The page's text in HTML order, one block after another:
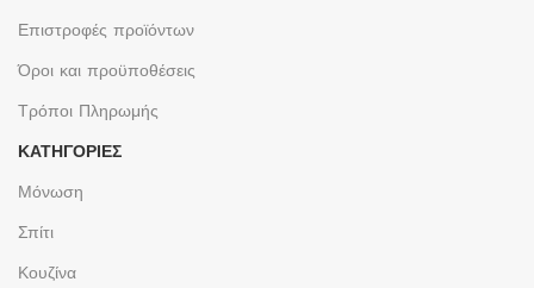
Επιστροφές προϊόντων
Όροι και προϋποθέσεις
Τρόποι Πληρωμής
ΚΑΤΗΓΟΡΙΕΣ
Μόνωση
Σπίτι
Κουζίνα